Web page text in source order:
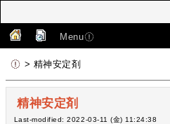
Menu
> 精神安定剤
精神安定剤
Last-modified: 2022-03-11 (金) 11:24:38